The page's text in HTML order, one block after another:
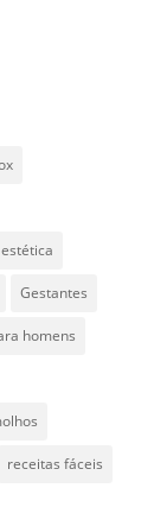
estética
Gestantes
homens
receitas fáceis